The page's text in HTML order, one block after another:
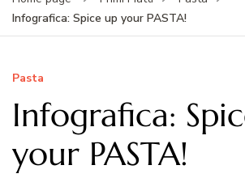
Infografica: Spice up your PASTA!
Pasta
Infografica:
your PASTA!